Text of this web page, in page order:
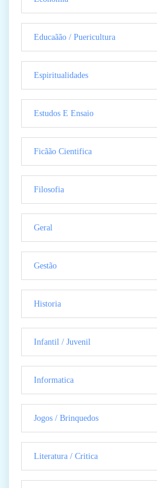
Educaãão / Puericultura
Espiritualidades
Estudos E Ensaio
Ficãão Cientifica
Filosofia
Geral
Gestão
Historia
Infantil / Juvenil
Informatica
Jogos / Brinquedos
Literatura / Critica